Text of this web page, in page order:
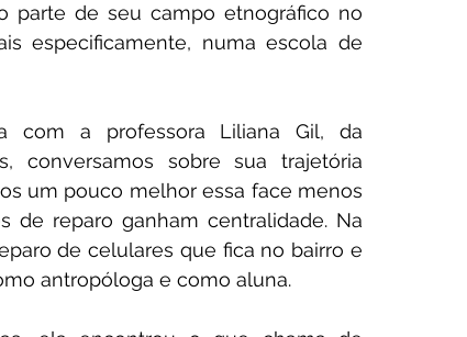
parte de seu campo etnográfico no
especificamente, numa escola de
com a professora Liliana Gil, da
conversamos sobre sua trajetória
um pouco melhor essa face menos
de reparo ganham centralidade. Na
de celulares que fica no bairro e
antropóloga e como aluna.